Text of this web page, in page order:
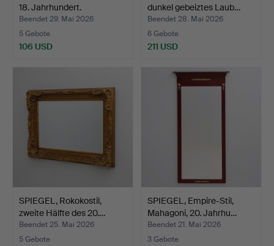
18. Jahrhundert.
Beendet 29. Mai 2026
5 Gebote
106 USD
dunkel gebeiztes Laub…
Beendet 28. Mai 2026
6 Gebote
211 USD
SPIEGEL, Rokokostil,
zweite Hälfte des 20.…
Beendet 25. Mai 2026
5 Gebote
SPIEGEL, Empire-Stil,
Mahagoni, 20. Jahrhu…
Beendet 21. Mai 2026
3 Gebote